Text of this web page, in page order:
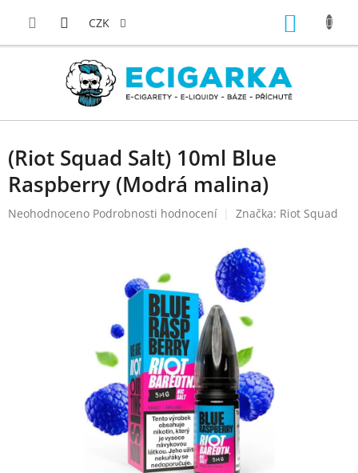
CZK
(Riot Squad Salt) 10ml Blue
Raspberry (Modrá malina)
Průměrné
Neohodnoceno Podrobnosti hodnocení Značka: Riot Squad